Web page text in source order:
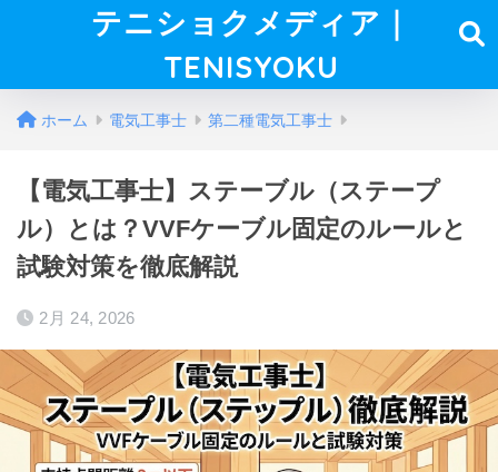
テニショクメディア｜
TENISYOKU
ホーム 電気工事士 第二種電気工事士
【電気工事士】ステーブル（ステープ
ル）とは？VVFケーブル固定のルールと
試験対策を徹底解説
2月 24, 2026